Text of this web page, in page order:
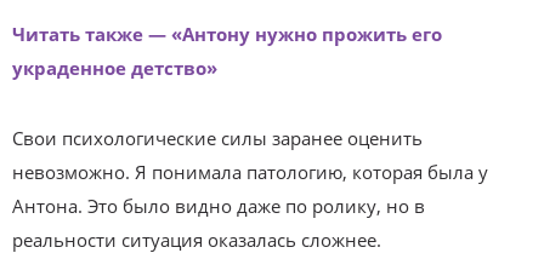
Читать также — «Антону нужно прожить его
украденное детство»
Свои психологические силы заранее оценить
невозможно. Я понимала патологию, которая была у
Антона. Это было видно даже по ролику, но в
реальности ситуация оказалась сложнее.